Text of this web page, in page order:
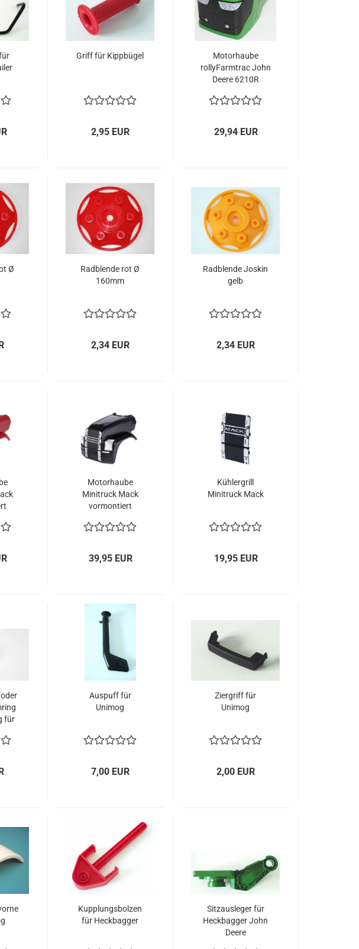
Griff für Kippbügel
2,95 EUR
Motorhaube
rollyFarmtrac John
Deere 6210R
29,94 EUR
Ø
Radblende rot Ø
160mm
2,34 EUR
Radblende Joskin
gelb
2,34 EUR
Motorhaube
Minitruck Mack
vormontiert
39,95 EUR
Kühlergrill
Minitruck Mack
19,95 EUR
für
Auspuff für
Unimog
7,00 EUR
Ziergriff für
Unimog
2,00 EUR
Kupplungsbolzen
für Heckbagger
Sitzausleger für
Heckbagger John
Deere